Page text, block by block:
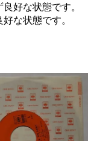
好な状態です。
な状態です。